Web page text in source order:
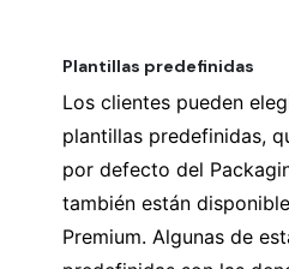
Plantillas predefinidas
Los clientes pueden
plantillas predefinidas,
por defecto del
también están
Premium. Algunas de